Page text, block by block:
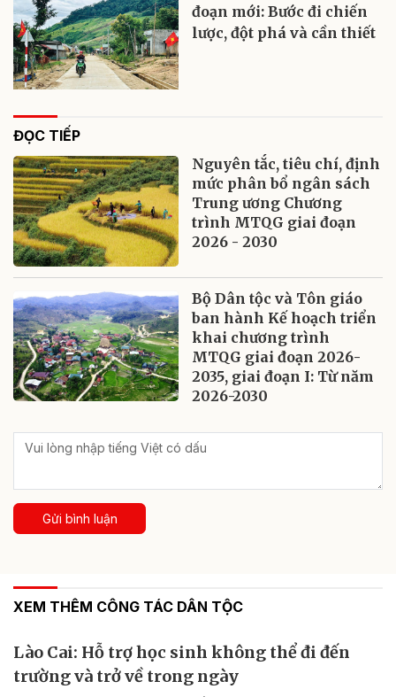
đoạn mới: Bước đi chiến
lược, đột phá và cần thiết
ĐỌC TIẾP
Nguyên tắc, tiêu chí, định
mức phân bổ ngân sách
Trung ương Chương
trình MTQG giai đoạn
2026 - 2030
Bộ Dân tộc và Tôn giáo
ban hành Kế hoạch triển
khai chương trình
MTQG giai đoạn 2026-
2035, giai đoạn I: Từ năm
2026-2030
Gửi bình luận
XEM THÊM CÔNG TÁC DÂN TỘC
Lào Cai: Hỗ trợ học sinh không thể đi đến
trường và trở về trong ngày